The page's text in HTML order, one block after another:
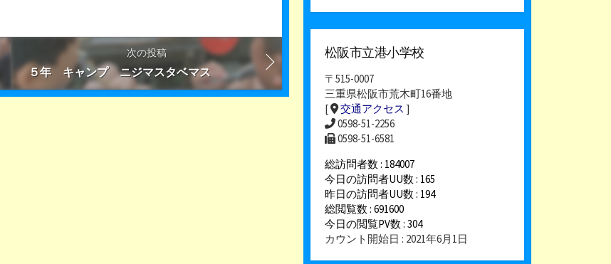
次の投稿
５年 キャンプ ニジマスタベマス
松阪市立港小学校
〒515-0007
三重県松阪市荒木町16番地
[
交通アクセス ]
0598-51-2256
0598-51-6581
総訪問者数 : 184007
今日の訪問者UU数 : 165
昨日の訪問者UU数 : 194
総閲覧数 : 691600
今日の閲覧PV数 : 304
カウント開始日 : 2021年6月1日